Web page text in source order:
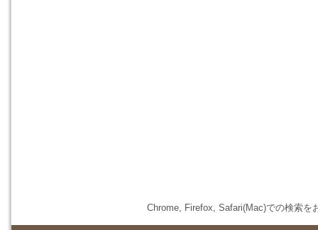
Chrome, Firefox, Safari(Mac)での検索を